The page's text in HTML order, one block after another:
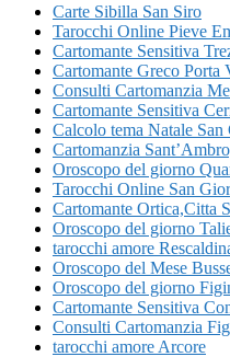
Carte Sibilla San Siro
Tarocchi Online Pieve
Cartomante Sensitiva
Cartomante Greco Porta
Consulti Cartomanzia
Cartomante Sensitiva
Calcolo tema Natale
Cartomanzia
Oroscopo del giorno
Tarocchi Online San
Cartomante Ortica​,Citta
Oroscopo del giorno
tarocchi amore
Oroscopo del Mese
Oroscopo del giorno
Cartomante Sensitiva
Consulti Cartomanzia
tarocchi amore Arcore